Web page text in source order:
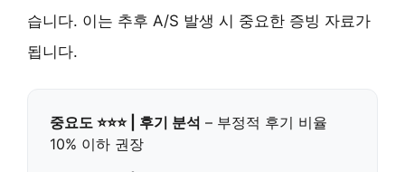
습니다. 이는 추후 A/S 발생 시 중요한 증빙 자료가
됩니다.
중요도 ⭐⭐⭐ | 후기 분석 – 부정적 후기 비율
10% 이하 권장